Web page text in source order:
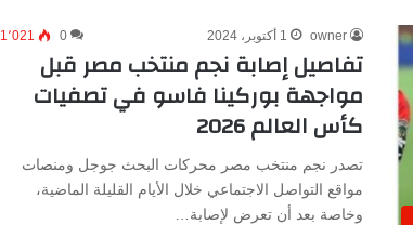
owner 1 أكتوبر، 2024 0 1٬021
تفاصيل إصابة نجم منتخب مصر قبل
مواجهة بوركينا فاسو في تصفيات
كأس العالم 2026
تصدر نجم منتخب مصر محركات البحث جوجل ومنصات
مواقع التواصل الاجتماعي خلال الأيام القليلة الماضية،
وخاصة بعد أن تعرض لإصابة…